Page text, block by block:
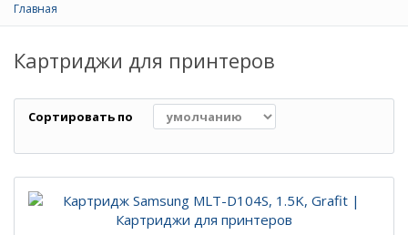
Главная
Картриджи для принтеров
Сортировать по